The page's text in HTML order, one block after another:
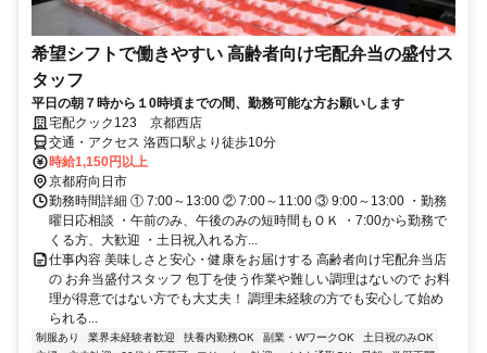
希望シフトで働きやすい 高齢者向け宅配弁当の盛付ス
タッフ
平日の朝７時から１0時頃までの間、勤務可能な方お願いします
宅配クック123 京都西店
交通・アクセス 洛西口駅より徒歩10分
時給1,150円以上
京都府向日市
勤務時間詳細 ① 7:00～13:00 ② 7:00～11:00 ③ 9:00～13:00 ・勤務
曜日応相談 ・午前のみ、午後のみの短時間もＯＫ ・7:00から勤務で
くる方、大歓迎 ・土日祝入れる方...
仕事内容 美味しさと安心・健康をお届けする 高齢者向け宅配弁当店
の お弁当盛付スタッフ 包丁を使う作業や難しい調理はないので お料
理が得意ではない方でも大丈夫！ 調理未経験の方でも安心して始め
られる...
制服あり 業界未経験者歓迎 扶養内勤務OK 副業・WワークOK
土日祝のみOK